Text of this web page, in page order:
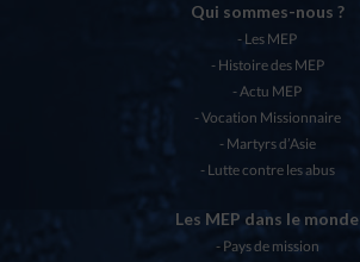
Qui sommes-nous ?
Les MEP
Histoire des MEP
Actu MEP
Vocation Missionnaire
Martyrs d’Asie
Lutte contre les abus
Les MEP dans le monde
Pays de mission